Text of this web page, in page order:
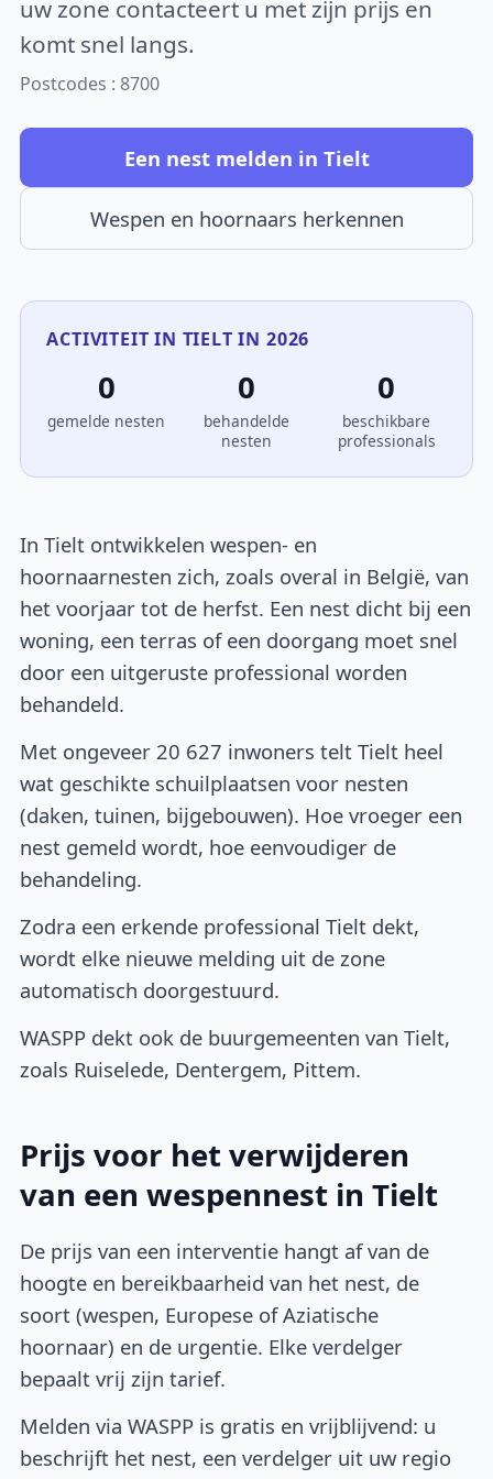
uw zone contacteert u met zijn prijs en
komt snel langs.
Postcodes : 8700
Een nest melden in Tielt
Wespen en hoornaars herkennen
ACTIVITEIT IN TIELT IN 2026
0
gemelde nesten
0
behandelde
nesten
0
beschikbare
professionals
In Tielt ontwikkelen wespen- en
hoornaarnesten zich, zoals overal in België, van
het voorjaar tot de herfst. Een nest dicht bij een
woning, een terras of een doorgang moet snel
door een uitgeruste professional worden
behandeld.
Met ongeveer 20 627 inwoners telt Tielt heel
wat geschikte schuilplaatsen voor nesten
(daken, tuinen, bijgebouwen). Hoe vroeger een
nest gemeld wordt, hoe eenvoudiger de
behandeling.
Zodra een erkende professional Tielt dekt,
wordt elke nieuwe melding uit de zone
automatisch doorgestuurd.
WASPP dekt ook de buurgemeenten van Tielt,
zoals Ruiselede, Dentergem, Pittem.
Prijs voor het verwijderen
van een wespennest in Tielt
De prijs van een interventie hangt af van de
hoogte en bereikbaarheid van het nest, de
soort (wespen, Europese of Aziatische
hoornaar) en de urgentie. Elke verdelger
bepaalt vrij zijn tarief.
Melden via WASPP is gratis en vrijblijvend: u
beschrijft het nest, een verdelger uit uw regio